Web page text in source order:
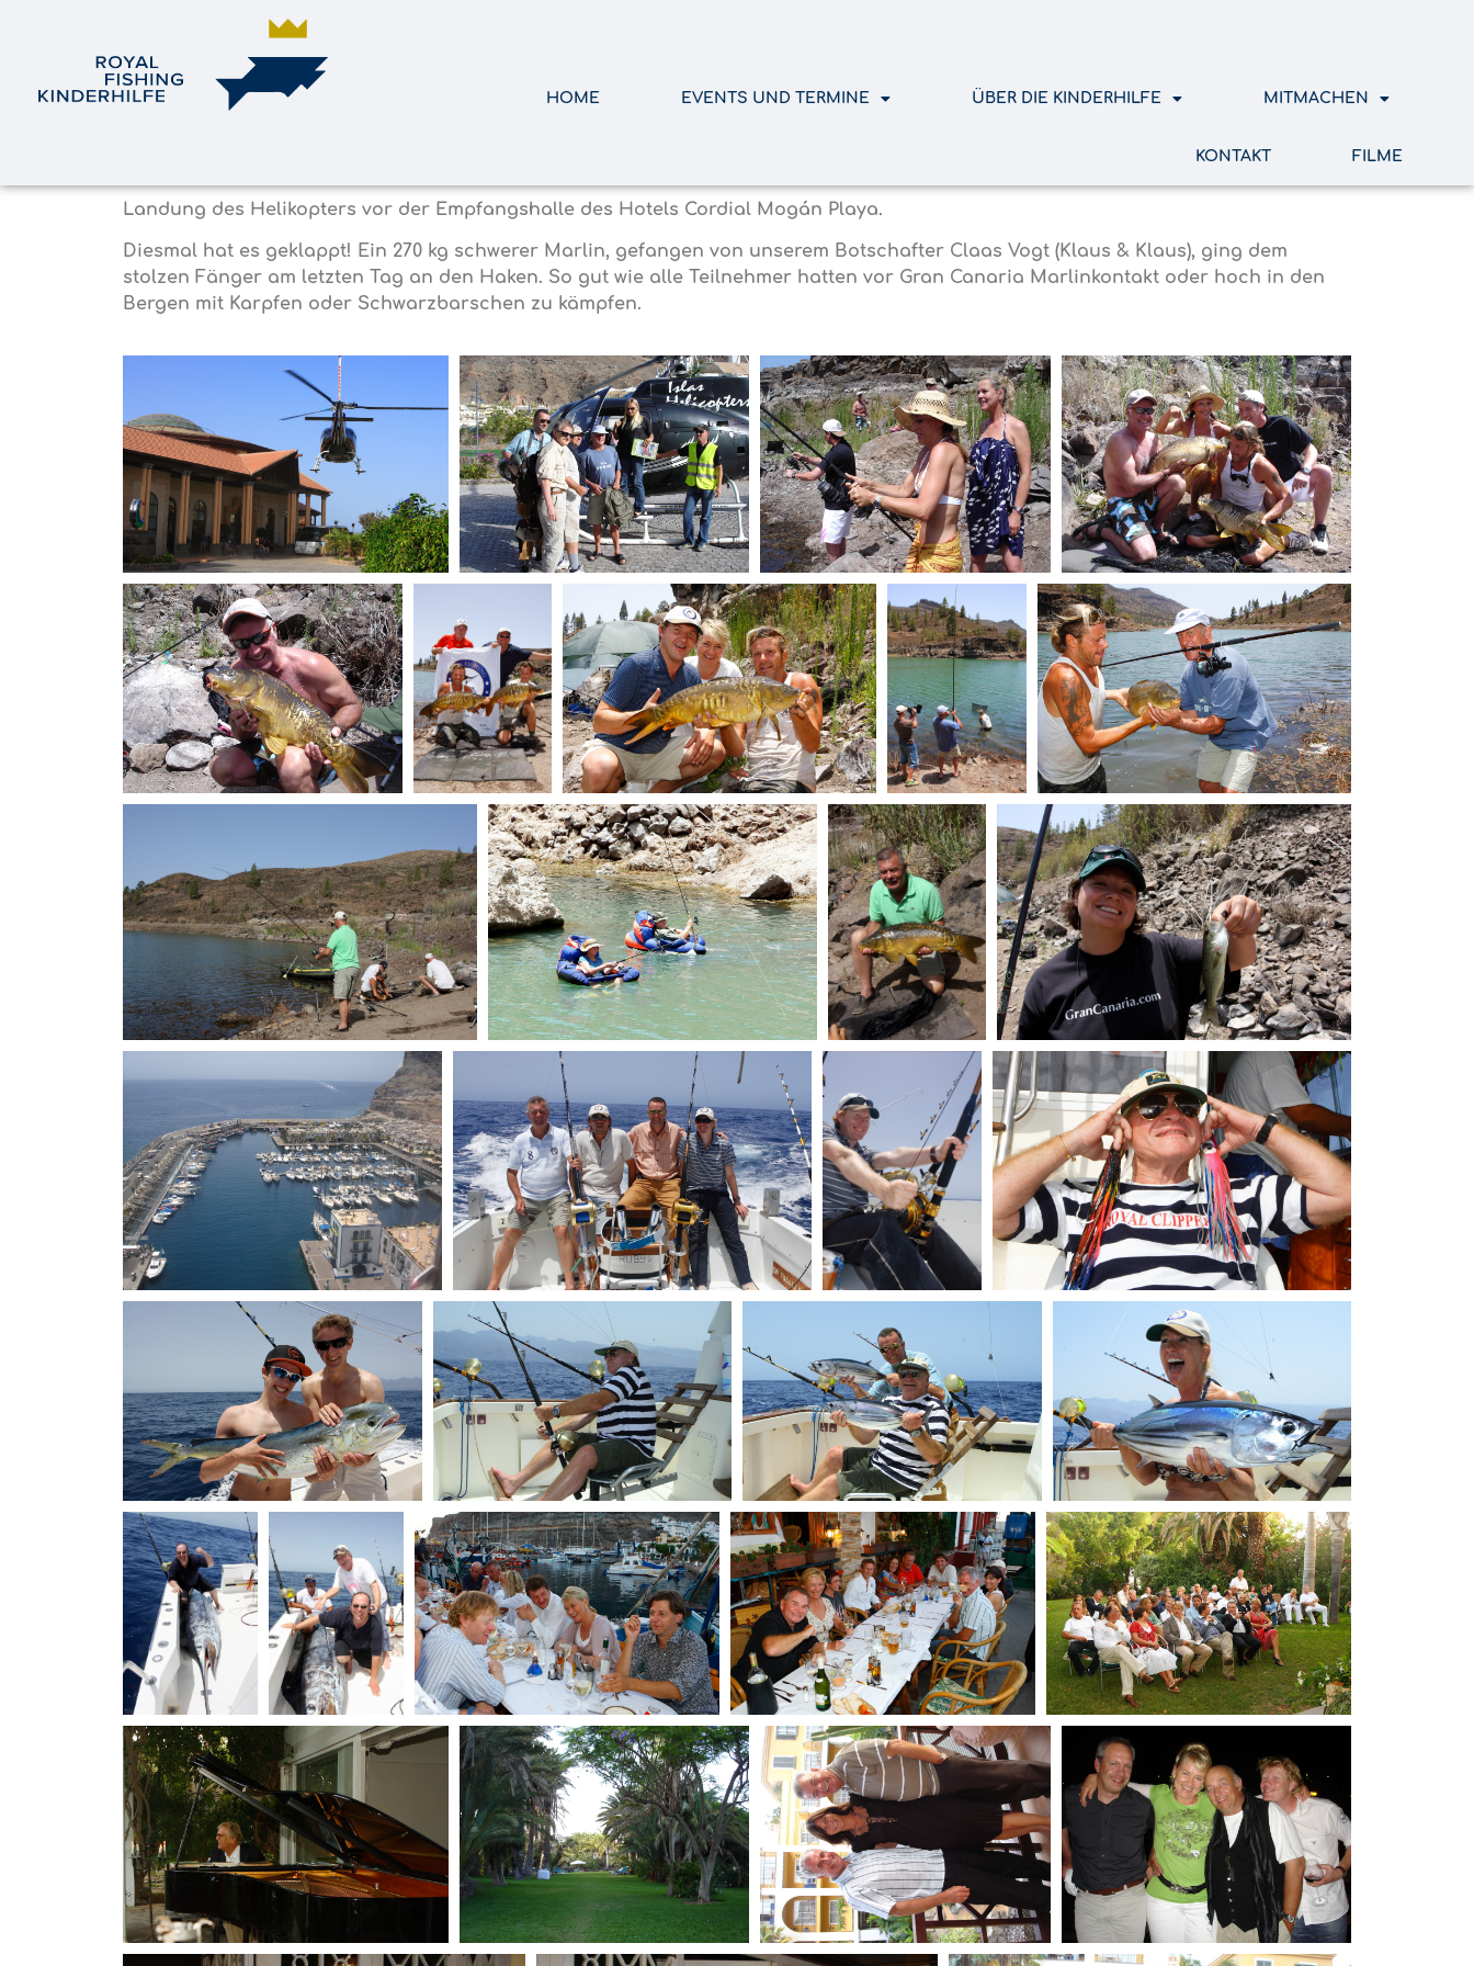
HOME EVENTS UND TERMINE ÜBER DIE KINDERHILFE MITMACHEN
KONTAKT FILME
Landung des Helikopters vor der Empfangshalle des Hotels Cordial Mogán Playa.
Diesmal hat es geklappt! Ein 270 kg schwerer Marlin, gefangen von unserem Botschafter Claas Vogt (Klaus & Klaus), ging dem
stolzen Fänger am letzten Tag an den Haken. So gut wie alle Teilnehmer hatten vor Gran Canaria Marlinkontakt oder hoch in den
Bergen mit Karpfen oder Schwarzbarschen zu kämpfen.